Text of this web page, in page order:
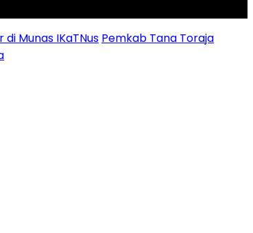
Munas IKaTNus Pemkab Tana Toraja